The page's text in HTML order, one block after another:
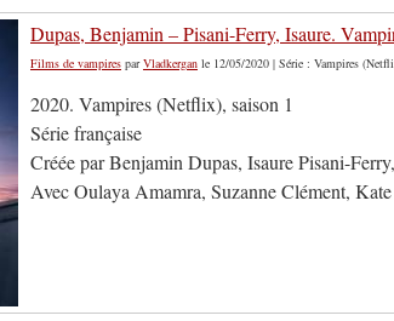
Dupas, Benjamin – Pisani-Ferry, Isaure.
Films de vampires parVladkergan le 12/05/2020 | Série : Vampires
2020. Vampires (Netflix), saison 1
Série française
Créée par Benjamin Dupas, Isaure Pisani-
Avec Oulaya Amamra, Suzanne Clément,